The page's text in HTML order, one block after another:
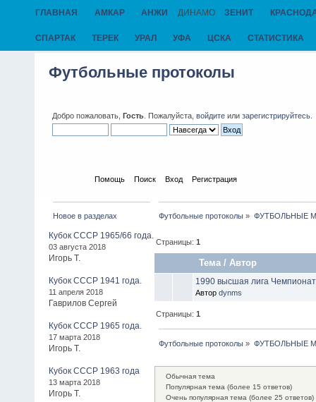
ГЛАВНАЯ АМКАР АНЖИ ДИНАМО ЗЕНИТ
СПАРТАК ТЕРЕК УРАЛ УФА ЦСКА СТАТИСТИКА
Футбольные протоколы
Добро пожаловать, Гость . Пожалуйста, войдите или зарегистрируйтесь
Помощь Поиск Вход Регистрация
Новое в разделах
Кубок СССР 1965/66 года.
03 августа 2018
Игорь Т.
Кубок СССР 1941 года.
11 апреля 2018
Гаврилов Сергей
Кубок СССР 1965 года.
17 марта 2018
Игорь Т.
Кубок СССР 1963 года
13 марта 2018
Игорь Т.
Футбольные протоколы » ФУТБОЛЬНЫЕ
Страницы:1
Тема / Автор
1990 высшая лига
Автор dynms
Страницы:1
Футбольные протоколы » ФУТБОЛЬНЫЕ
Обычная тема
Популярная тема (более 15 ответов)
Очень популярная тема (более 25 ответов)